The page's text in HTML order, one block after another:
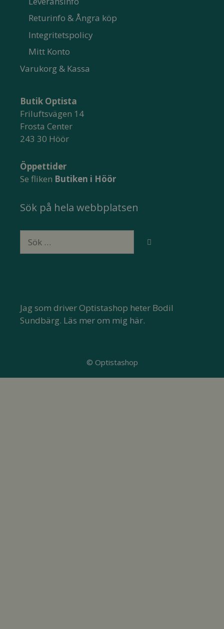
Returinfo & Ångra köp
Integritetspolicy
Mitt Konto
Varukorg & Kassa
Butik Optista
Friluftsvägen 14
Frosta Center
243 30 Höör
Öppettider
Se fliken Butiken i Höör
Sök på hela webbplatsen
efter:
Jag som driver Optistashop heter Bodil
Sundbärg. Läs mer om mig här.
© Optistashop